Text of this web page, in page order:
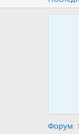
Форум